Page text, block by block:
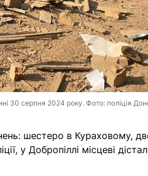
30 серпня 2024 року. Фото: поліція
шестеро в Кураховому,
у Добропіллі місцеві